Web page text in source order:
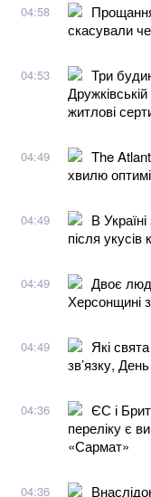
04:58
скасували
04:53
Три
житлові
04:49
The
хвилю
04:49
В
після
04:49
Двоє
Херсонщині
04:49
Які
зв’язку,
04:36
​​ЄС і
переліку є
«Сармат»
04:36